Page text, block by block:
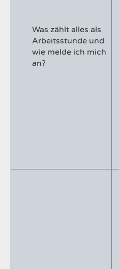
Was zählt alles als
Arbeitsstunde und
wie melde ich mich
an?